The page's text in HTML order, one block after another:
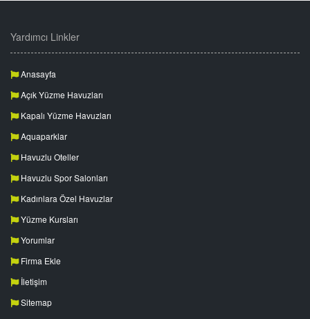
Yardımcı Linkler
Anasayfa
Açık Yüzme Havuzları
Kapalı Yüzme Havuzları
Aquaparklar
Havuzlu Oteller
Havuzlu Spor Salonları
Kadınlara Özel Havuzlar
Yüzme Kursları
Yorumlar
Firma Ekle
İletişim
Sitemap